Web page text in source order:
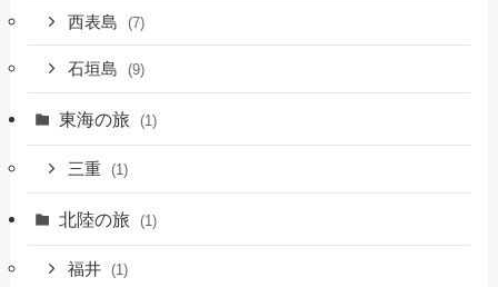
西表島 (7)
石垣島 (9)
東海の旅 (1)
三重 (1)
北陸の旅 (1)
福井 (1)